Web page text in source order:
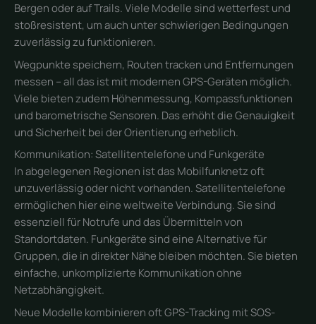
Bergen oder auf Trails. Viele Modelle sind wetterfest und
stoßresistent, um auch unter schwierigen Bedingungen
zuverlässig zu funktionieren.
Wegpunkte speichern, Routen tracken und Entfernungen
messen – all das ist mit modernen GPS-Geräten möglich.
Viele bieten zudem Höhenmessung, Kompassfunktionen
und barometrische Sensoren. Das erhöht die Genauigkeit
und Sicherheit bei der Orientierung erheblich.
Kommunikation: Satellitentelefone und Funkgeräte
In abgelegenen Regionen ist das Mobilfunknetz oft
unzuverlässig oder nicht vorhanden. Satellitentelefone
ermöglichen hier eine weltweite Verbindung. Sie sind
essenziell für Notrufe und das Übermitteln von
Standortdaten. Funkgeräte sind eine Alternative für
Gruppen, die in direkter Nähe bleiben möchten. Sie bieten
einfache, unkomplizierte Kommunikation ohne
Netzabhängigkeit.
Neue Modelle kombinieren oft GPS-Tracking mit SOS-